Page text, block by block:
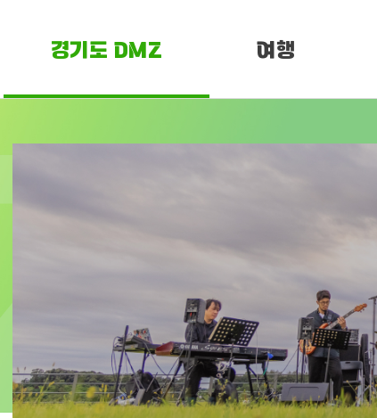
경기도 DMZ
DMZ 소개
여행
여행정보
DMZ OPEN
페스티벌